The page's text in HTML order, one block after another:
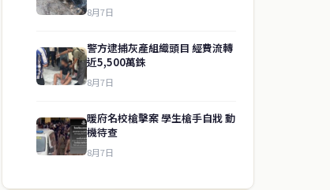
8月7日
警方逮捕灰產組織頭目 經費流轉
近5,500萬銖
8月7日
暖府名校槍擊案 學生槍手自戕 動
機待查
8月7日